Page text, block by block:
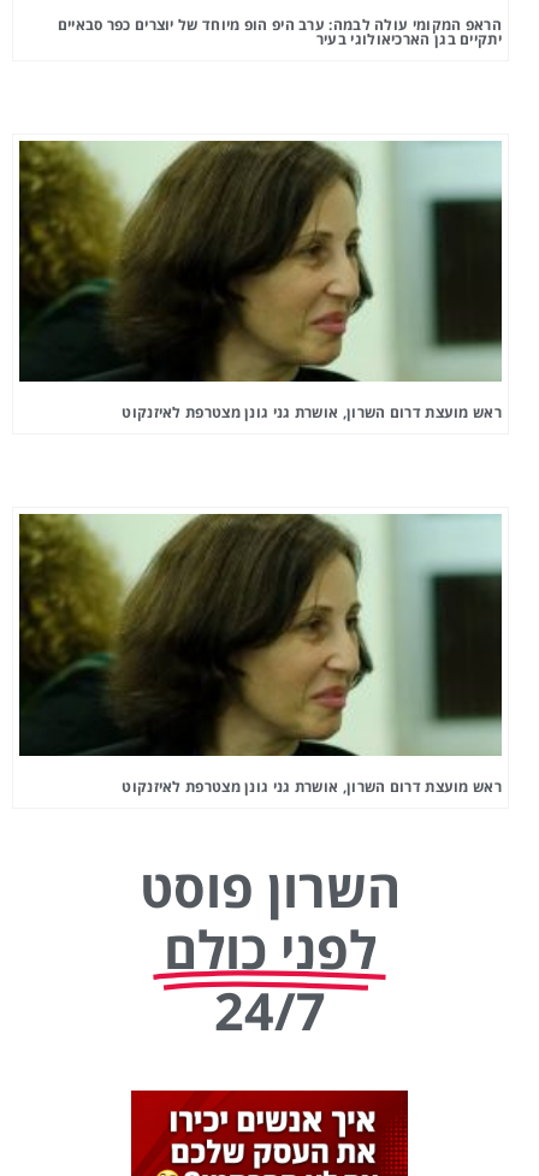
הראפ המקומי עולה לבמה: ערב היפ הופ מיוחד של יוצרים כפר סבאיים
יתקיים בגן הארכיאולוגי בעיר
ראש מועצת דרום השרון, אושרת גני גונן מצטרפת לאיזנקוט
ראש מועצת דרום השרון, אושרת גני גונן מצטרפת לאיזנקוט
השרון פוסט
לפני כולם
24/7